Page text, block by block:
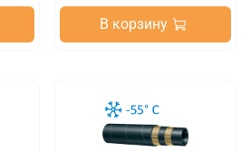
В корзину